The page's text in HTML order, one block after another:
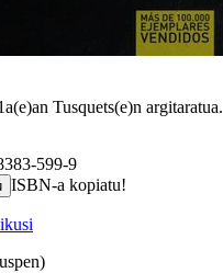
Tusquets(e)n argitaratua.
599-9
ISBN-a kopiatu!